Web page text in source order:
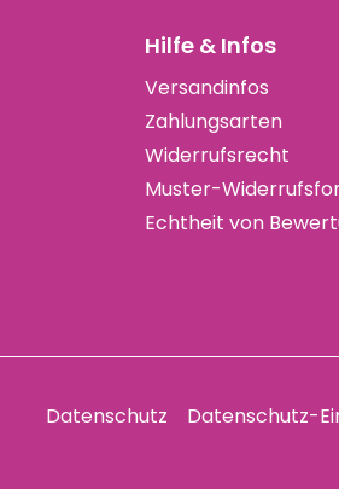
Hilfe & Infos
Versandinfos
Zahlungsarten
Widerrufsrecht
Muster-
Echtheit von
Datenschutz Datenschutz-